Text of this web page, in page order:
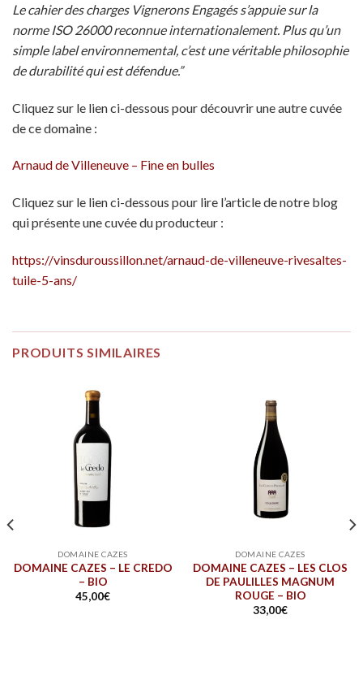
Le cahier des charges Vignerons Engagés s’appuie sur la
norme ISO 26000 reconnue internationalement. Plus qu’un
simple label environnemental, c’est une véritable philosophie
de durabilité qui est défendue.”
Cliquez sur le lien ci-dessous pour découvrir une autre cuvée
de ce domaine :
Arnaud de Villeneuve – Fine en bulles
Cliquez sur le lien ci-dessous pour lire l’article de notre blog
qui présente une cuvée du producteur :
https://vinsduroussillon.net/arnaud-de-villeneuve-rivesaltes-
tuile-5-ans/
PRODUITS SIMILAIRES
DOMAINE CAZES
DOMAINE CAZES – LE CREDO
– BIO
45,00€
DOMAINE CAZES
DOMAINE CAZES – LES CLOS
DE PAULILLES MAGNUM
ROUGE – BIO
33,00€